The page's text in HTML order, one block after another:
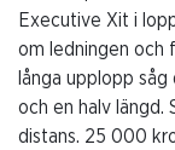
Executive Xit i
om ledningen och
långa upplopp
och en halv längd.
distans. 25 000